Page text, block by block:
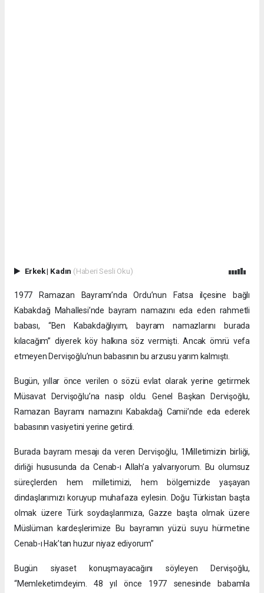
Erkek| Kadın (Haberi Sesli Oku)
1977 Ramazan Bayramı’nda Ordu’nun Fatsa ilçesine bağlı
Kabakdağ Mahallesi’nde bayram namazını eda eden rahmetli
babası, “Ben Kabakdağlıyım, bayram namazlarını burada
kılacağım” diyerek köy halkına söz vermişti. Ancak ömrü vefa
etmeyen Dervişoğlu’nun babasının bu arzusu yarım kalmıştı.
Bugün, yıllar önce verilen o sözü evlat olarak yerine getirmek
Müsavat Dervişoğlu’na nasip oldu. Genel Başkan Dervişoğlu,
Ramazan Bayramı namazını Kabakdağ Camii’nde eda ederek
babasının vasiyetini yerine getirdi.
Burada bayram mesajı da veren Dervişoğlu, 1Milletimizin birliği,
dirliği hususunda da Cenab-ı Allah’a yalvarıyorum. Bu olumsuz
süreçlerden hem milletimizi, hem bölgemizde yaşayan
dindaşlarımızı koruyup muhafaza eylesin. Doğu Türkistan başta
olmak üzere Türk soydaşlarımıza, Gazze başta olmak üzere
Müslüman kardeşlerimize Bu bayramın yüzü suyu hürmetine
Cenab-ı Hak’tan huzur niyaz ediyorum”
Bugün siyaset konuşmayacağını söyleyen Dervişoğlu,
“Memleketimdeyim. 48 yıl önce 1977 senesinde babamla